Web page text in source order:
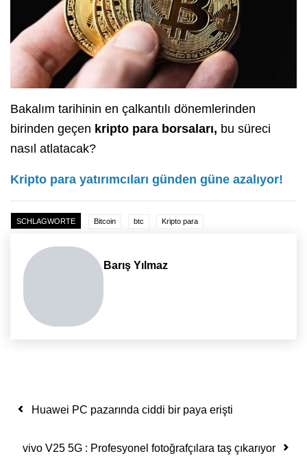
Bakalım tarihinin en çalkantılı dönemlerinden
birinden geçen kripto para borsaları, bu süreci
nasıl atlatacak?
Kripto para yatırımcıları günden güne azalıyor!
SCHLAGWORTE Bitcoin btc Kripto para
Barış Yılmaz
Yazı dolaşımı
Huawei PC pazarında ciddi bir paya erişti
vivo V25 5G : Profesyonel fotoğrafçılara taş çıkarıyor